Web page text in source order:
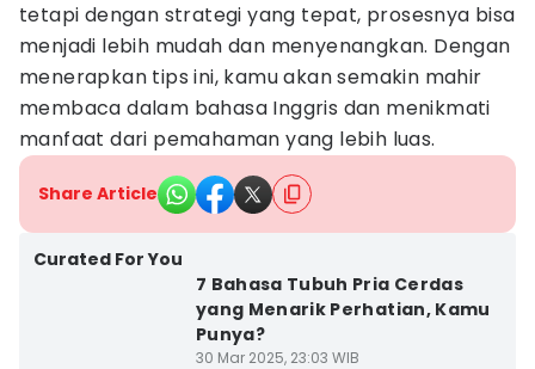
tetapi dengan strategi yang tepat, prosesnya bisa
menjadi lebih mudah dan menyenangkan. Dengan
menerapkan tips ini, kamu akan semakin mahir
membaca dalam bahasa Inggris dan menikmati
manfaat dari pemahaman yang lebih luas.
Share Article
Curated For You
7 Bahasa Tubuh Pria Cerdas
yang Menarik Perhatian, Kamu
Punya?
30 Mar 2025, 23:03 WIB